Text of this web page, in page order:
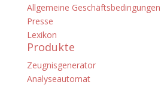
Allgemeine Geschäftsbedingungen
Presse
Lexikon
Produkte
Zeugnisgenerator
Analyseautomat